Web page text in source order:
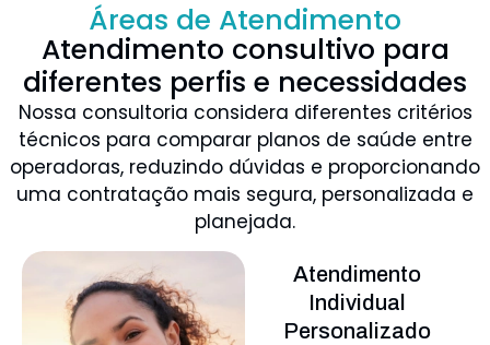
Áreas de Atendimento
Atendimento consultivo para
diferentes perfis e necessidades
Nossa consultoria considera diferentes critérios
técnicos para comparar planos de saúde entre
operadoras, reduzindo dúvidas e proporcionando
uma contratação mais segura, personalizada e
planejada.
Atendimento
Individual
Personalizado